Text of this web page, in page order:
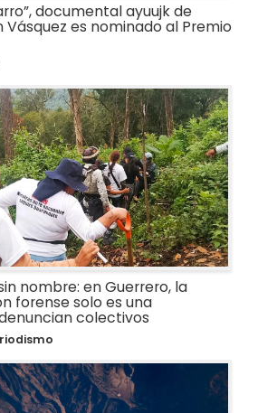
documental ayuujk de
es nominado al Premio
nombre: en Guerrero, la
forense solo es una
colectivos